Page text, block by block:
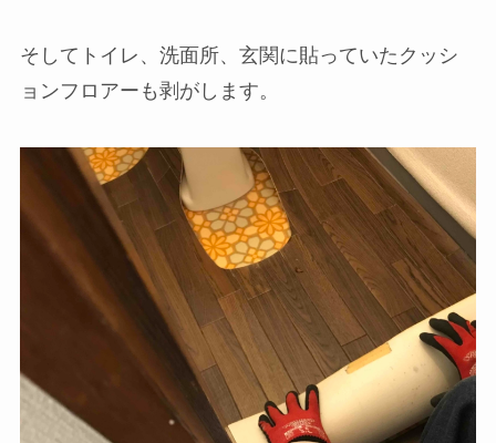
そしてトイレ、洗面所、玄関に貼っていたクッシ
ョンフロアーも剥がします。